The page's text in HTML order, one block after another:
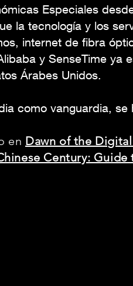
Especiales
la tecnología y los
internet de fibra
y SenseTime ya
Árabes Unidos.
como vanguardia,
en Dawn of the
Century: Guide